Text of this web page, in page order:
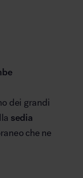
dei grandi
sedia
che ne